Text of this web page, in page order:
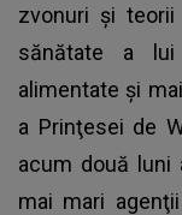
zvonuri şi
sănătate a lui
alimentate şi
a Prinţesei de
acum două
mai mari